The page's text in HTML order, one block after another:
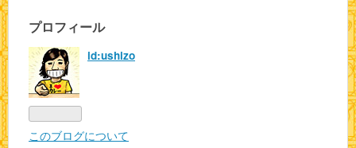
プロフィール
id:ushizo
このブログについて